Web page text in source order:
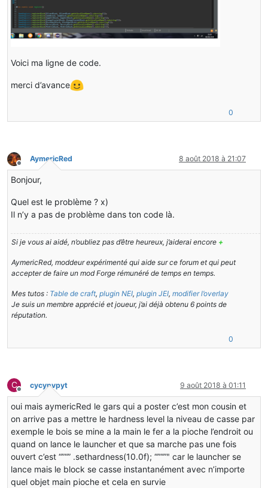
Voici ma ligne de code.
merci d’avance
0
Hors-ligne
AymericRed 8 août 2018 à 21:07
Bonjour,
Quel est le problème ? x)
Il n’y a pas de problème dans ton code là.
Si je vous ai aidé, n’oubliez pas d’être heureux, j’aiderai encore +
AymericRed, moddeur expérimenté qui aide sur ce forum et qui peut
accepter de faire un mod Forge rémunéré de temps en temps.
Mes tutos : Table de craft, plugin NEI, plugin JEI, modifier l’overlay
Je suis un membre apprécié et joueur, j’ai déjà obtenu 6 points de
réputation.
0
C
Hors-ligne
cycypvpyt 9 août 2018 à 01:11
oui mais aymericRed le gars qui a poster c’est mon cousin et
on arrive pas a mettre le hardness level la niveau de casse par
exemple le bois se mine a la main le fer a la pioche l’endroit ou
quand on lance le launcher et que sa marche pas une fois
ouvert c’est “”“” .sethardness(10.0f); “”“”" car le launcher se
lance mais le block se casse instantanément avec n’importe
quel objet main pioche et cela en survie